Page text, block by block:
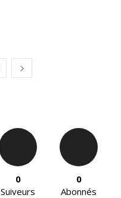
0
Suiveurs
0
Abonnés